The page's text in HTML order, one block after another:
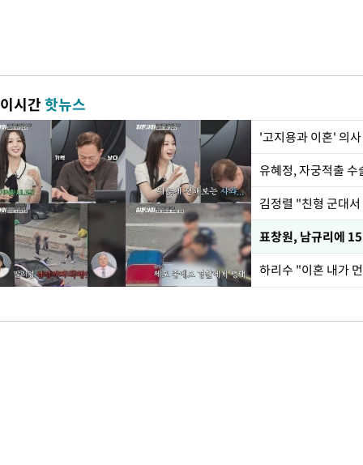
이시간핫뉴스
'고지용과 이혼' 의
유혜정, 자궁적출
김정렬 "친형 군대
하리수 "이혼 내가